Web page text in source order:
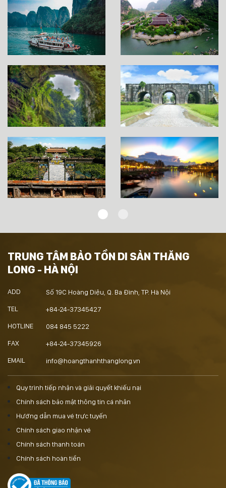
TRUNG TÂM BẢO TỒN DI SẢN THĂNG
LONG - HÀ NỘI
ADD Số 19C Hoàng Diệu, Q. Ba Đình, TP. Hà Nội
TEL +84-24-37345427
HOTLINE 084 845 5222
FAX +84-24-37345926
EMAIL info@hoangthanhthanglong.vn
Quy trình tiếp nhận và giải quyết khiếu nại
Chính sách bảo mật thông tin cá nhân
Hướng dẫn mua vé trực tuyến
Chính sách giao nhận vé
Chính sách thanh toán
Chính sách hoàn tiền